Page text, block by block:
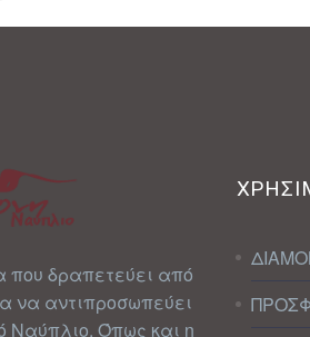
που δραπετεύει από
να αντιπροσωπεύει
Ναύπλιο. Όπως και η